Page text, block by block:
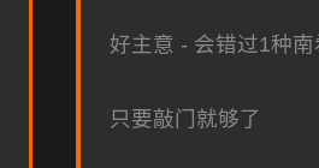
好主意 - 会错过1种
只要敲门就够了